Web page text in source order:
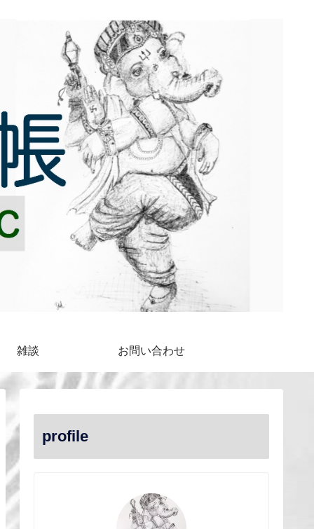
雑談 お問い合わせ
profile